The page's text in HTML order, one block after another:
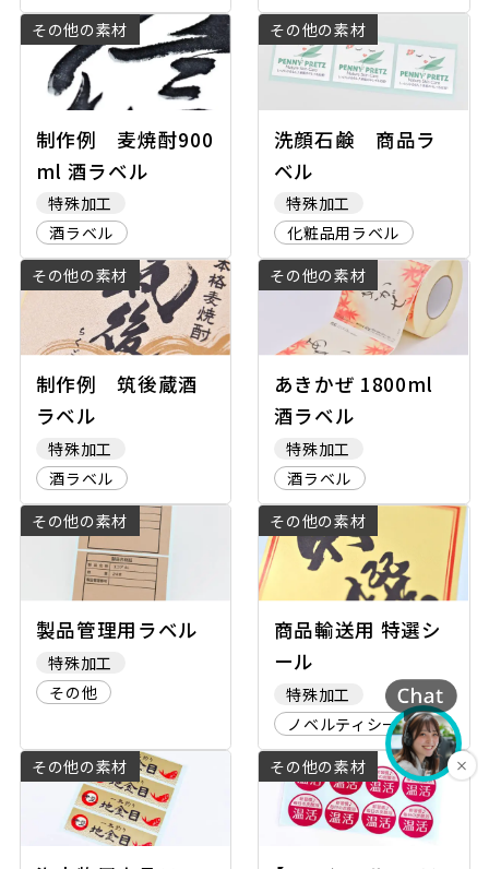
その他の素材
制作例 麦焼酎900
ml 酒ラベル
特殊加工
酒ラベル
その他の素材
洗顔石鹸 商品ラ
ベル
特殊加工
化粧品用ラベル
その他の素材
制作例 筑後蔵酒
ラベル
特殊加工
酒ラベル
その他の素材
あきかぜ 1800ml
酒ラベル
特殊加工
酒ラベル
その他の素材
製品管理用ラベル
特殊加工
その他
その他の素材
商品輸送用 特選シ
ール
特殊加工
ノベルティシール
その他の素材
その他の素材